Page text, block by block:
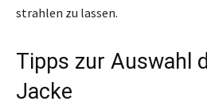
strahlen zu lassen.
Tipps zur Auswahl
Jacke